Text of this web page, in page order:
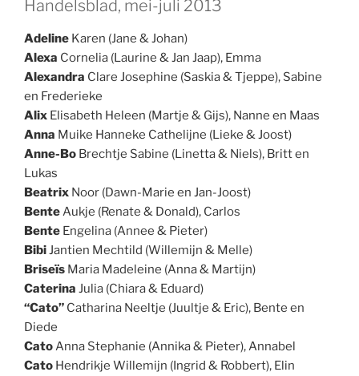
Handelsblad, mei-juli 2013
Adeline Karen (Jane & Johan)
Alexa Cornelia (Laurine & Jan Jaap), Emma
Alexandra Clare Josephine (Saskia & Tjeppe), Sabine
en Frederieke
Alix Elisabeth Heleen (Martje & Gijs), Nanne en Maas
Anna Muike Hanneke Cathelijne (Lieke & Joost)
Anne-Bo Brechtje Sabine (Linetta & Niels), Britt en
Lukas
Beatrix Noor (Dawn-Marie en Jan-Joost)
Bente Aukje (Renate & Donald), Carlos
Bente Engelina (Annee & Pieter)
Bibi Jantien Mechtild (Willemijn & Melle)
Briseïs Maria Madeleine (Anna & Martijn)
Caterina Julia (Chiara & Eduard)
“Cato” Catharina Neeltje (Juultje & Eric), Bente en
Diede
Cato Anna Stephanie (Annika & Pieter), Annabel
Cato Hendrikje Willemijn (Ingrid & Robbert), Elin